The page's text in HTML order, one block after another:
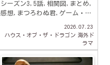
シーズン3,5話,相関図,まとめ,
感想,まつろわぬ君,ゲーム・オ
ラマ海外ドラマ,U-NEXT,
2026.07.23
ハウス・オブ・ザ・ドラゴン 海外ド
ラマ